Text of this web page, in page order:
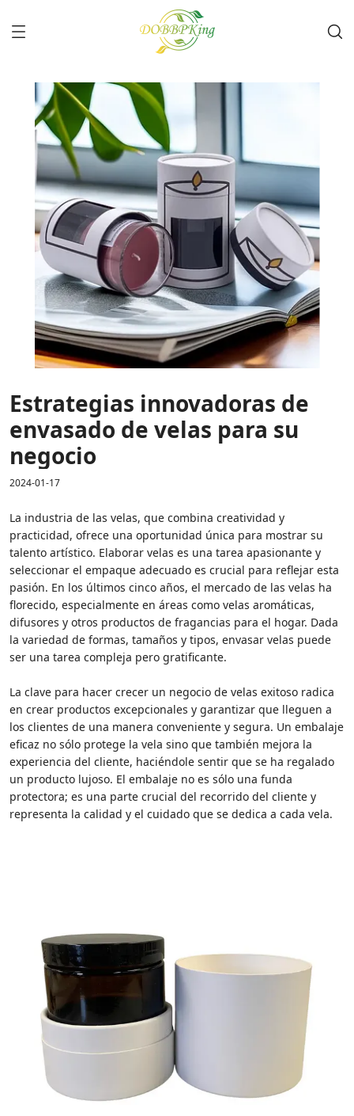
Estrategias innovadoras de
envasado de velas para su
negocio
2024-01-17
La industria de las velas, que combina creatividad y
practicidad, ofrece una oportunidad única para mostrar su
talento artístico. Elaborar velas es una tarea apasionante y
seleccionar el empaque adecuado es crucial para reflejar esta
pasión. En los últimos cinco años, el mercado de las velas ha
florecido, especialmente en áreas como velas aromáticas,
difusores y otros productos de fragancias para el hogar. Dada
la variedad de formas, tamaños y tipos, envasar velas puede
ser una tarea compleja pero gratificante.
La clave para hacer crecer un negocio de velas exitoso radica
en crear productos excepcionales y garantizar que lleguen a
los clientes de una manera conveniente y segura. Un embalaje
eficaz no sólo protege la vela sino que también mejora la
experiencia del cliente, haciéndole sentir que se ha regalado
un producto lujoso. El embalaje no es sólo una funda
protectora; es una parte crucial del recorrido del cliente y
representa la calidad y el cuidado que se dedica a cada vela.